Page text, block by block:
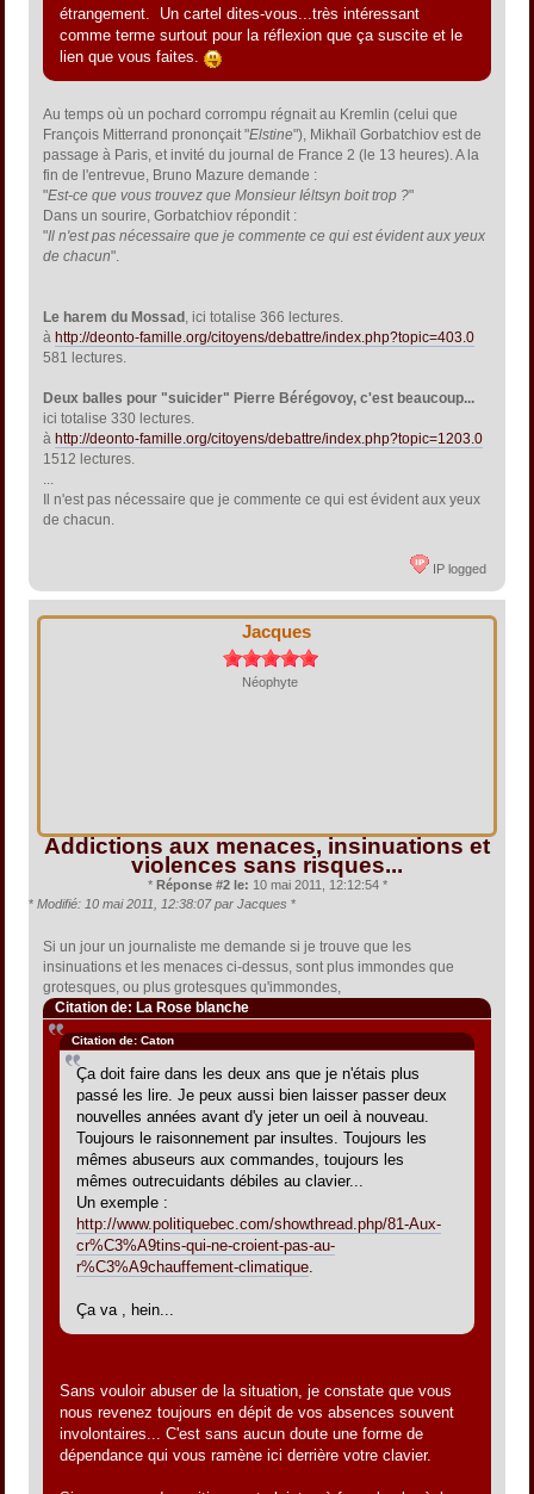
étrangement. Un cartel dites-vous...très intéressant
comme terme surtout pour la réflexion que ça suscite et le
lien que vous faites.
Au temps où un pochard corrompu régnait au Kremlin (celui que
François Mitterrand prononçait "Elstine"), Mikhaïl Gorbatchiov est de
passage à Paris, et invité du journal de France 2 (le 13 heures). A la
fin de l'entrevue, Bruno Mazure demande :
"Est-ce que vous trouvez que Monsieur Iéltsyn boit trop ?"
Dans un sourire, Gorbatchiov répondit :
"Il n'est pas nécessaire que je commente ce qui est évident aux yeux
de chacun".
Le harem du Mossad , ici totalise 366 lectures.
à http://deonto-famille.org/citoyens/debattre/index.php?topic=403.0
581 lectures.
Deux balles pour "suicider" Pierre Bérégovoy, c'est beaucoup...
ici totalise 330 lectures.
à http://deonto-famille.org/citoyens/debattre/index.php?topic=1203.0
1512 lectures.
...
Il n'est pas nécessaire que je commente ce qui est évident aux yeux
de chacun.
IP logged
Jacques
Néophyte
Addictions aux menaces, insinuations et
violences sans risques...
* Réponse #2 le: 10 mai 2011, 12:12:54 *
* Modifié: 10 mai 2011, 12:38:07 par Jacques *
Si un jour un journaliste me demande si je trouve que les
insinuations et les menaces ci-dessus, sont plus immondes que
grotesques, ou plus grotesques qu'immondes,
Citation de: La Rose blanche
Citation de: Caton
Ça doit faire dans les deux ans que je n'étais plus
passé les lire. Je peux aussi bien laisser passer deux
nouvelles années avant d'y jeter un oeil à nouveau.
Toujours le raisonnement par insultes. Toujours les
mêmes abuseurs aux commandes, toujours les
mêmes outrecuidants débiles au clavier...
Un exemple :
http://www.politiquebec.com/showthread.php/81-Aux-
cr%C3%A9tins-qui-ne-croient-pas-au-
r%C3%A9chauffement-climatique
Ça va , hein...
Sans vouloir abuser de la situation, je constate que vous
nous revenez toujours en dépit de vos absences souvent
involontaires... C'est sans aucun doute une forme de
dépendance qui vous ramène ici derrière votre clavier.